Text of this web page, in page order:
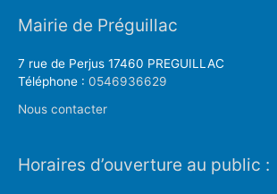
Mairie de Préguillac
7 rue de Perjus 17460 PREGUILLAC
Téléphone : 0546936629
Nous contacter
Horaires d’ouverture au public :